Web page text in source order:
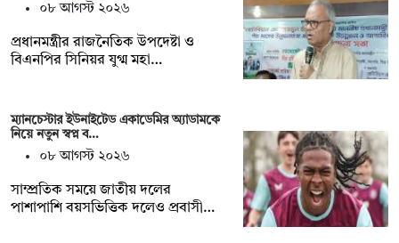
০৮ আগস্ট ২০২৬
প্রধানমন্ত্রীর রাজনৈতিক উপদেষ্টা ও
বিএনপির সিনিয়র যুগ্ম মহা…
ম্যানচেস্টার ইউনাইটেড একাডেমির অ্যাডামকে
নিয়ে নতুন স্বপ্ন ব…
০৮ আগস্ট ২০২৬
সাম্প্রতিক সময়ে জাতীয় দলের
পাশাপাশি বয়সভিত্তিক দলেও প্রবাসী…